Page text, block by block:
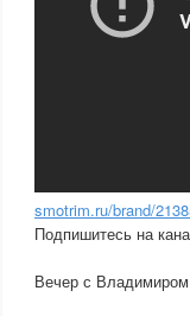
smotrim.ru/brand/
Подпишитесь на
Вечер с